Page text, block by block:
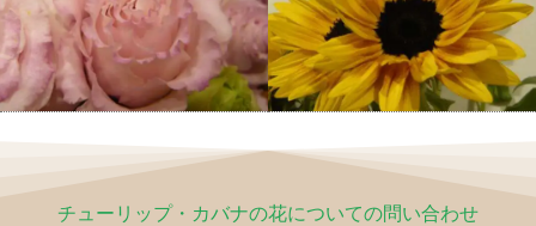
チューリップ・カバナの花についての問い合わせ